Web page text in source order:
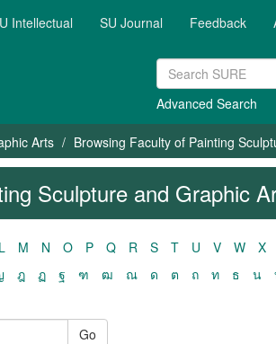
Intellectual SU Journal Feedback
Advanced Search
Arts Browsing Faculty of Painting
Sculpture and Graphic
L M N O P Q R S T U V W X
ฎ ฏ ฐ ฑ ฒ ณ ด ต ถ ท ธ น
Go